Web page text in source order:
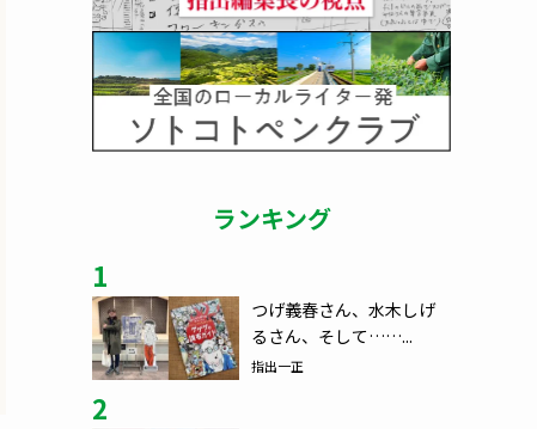
ランキング
1
つげ義春さん、水木しげ
るさん、そして……...
指出一正
2